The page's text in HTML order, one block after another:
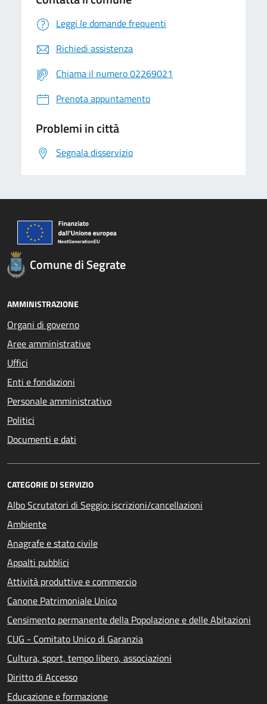
Leggi le domande frequenti
Richiedi assistenza
Chiama il numero 02269021
Prenota appuntamento
Problemi in città
Segnala disservizio
Comune di Segrate
AMMINISTRAZIONE
Organi di governo
Aree amministrative
Uffici
Enti e fondazioni
Personale amministrativo
Politici
Documenti e dati
CATEGORIE DI SERVIZIO
Albo Scrutatori di Seggio: iscrizioni/cancellazioni
Ambiente
Anagrafe e stato civile
Appalti pubblici
Attività produttive e commercio
Canone Patrimoniale Unico
Censimento permanente della Popolazione e delle Abitazioni
CUG - Comitato Unico di Garanzia
Cultura, sport, tempo libero, associazioni
Diritto di Accesso
Educazione e formazione